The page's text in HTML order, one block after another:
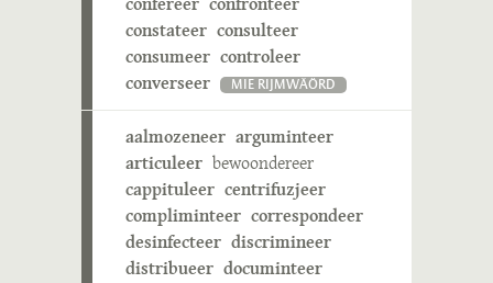
constateer consulteer
consumeer controleer
converseer
MIE RIJMWÄÖRD
aalmozeneer arguminteer
articuleer bewoondereer
cappituleer centrifuzjeer
compliminteer correspondeer
desinfecteer discrimineer
distribueer documinteer